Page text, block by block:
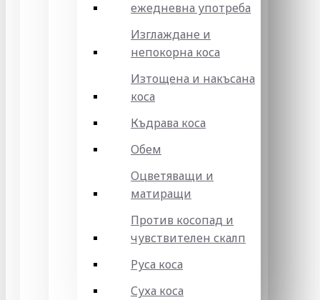
ежедневна употреба
Изглаждане и
непокорна коса
Изтощена и накъсана
коса
Къдрава коса
Обем
Оцветяващи и
матиращи
Против косопад и
чувствителен скалп
Руса коса
Суха коса